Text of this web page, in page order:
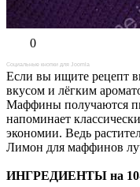
0
Социальные кнопки для Joomla
Если вы ищите рецепт
вкусом и лёгким
Маффины получаются
напоминает
экономии. Ведь
Лимон для маффинов
ИНГРЕДИЕНТЫ на 10-